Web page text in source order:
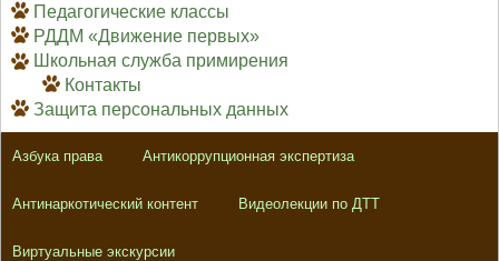
Педагогические классы
РДДМ «Движение первых»
Школьная служба примирения
Контакты
Защита персональных данных
Азбука права Антикоррупционная экспертиза
Антинаркотический контент Видеолекции по ДТТ
Виртуальные экскурсии